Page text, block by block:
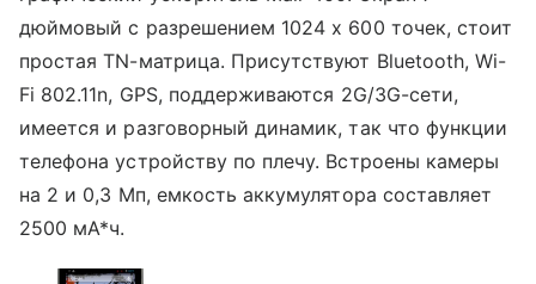
дюймовый с разрешением 1024 х 600 точек, стоит
простая TN-матрица. Присутствуют Bluetooth, Wi-
Fi 802.11n, GPS, поддерживаются 2G/3G-сети,
имеется и разговорный динамик, так что функции
телефона устройству по плечу. Встроены камеры
на 2 и 0,3 Мп, емкость аккумулятора составляет
2500 мА*ч.